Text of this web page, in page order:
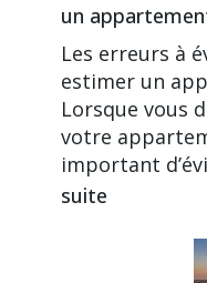
un
Les erreurs à
estimer un
Lorsque vous
votre
important
suite